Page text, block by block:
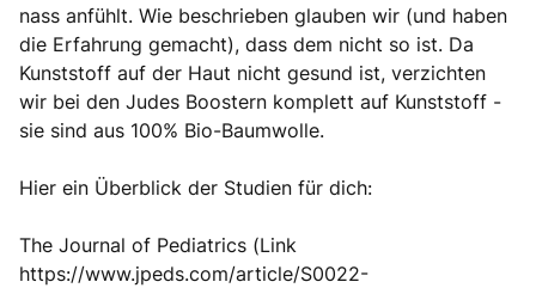
nass anfühlt. Wie beschrieben glauben wir (und haben
die Erfahrung gemacht), dass dem nicht so ist. Da
Kunststoff auf der Haut nicht gesund ist, verzichten
wir bei den Judes Boostern komplett auf Kunststoff -
sie sind aus 100% Bio-Baumwolle.
Hier ein Überblick der Studien für dich:
The Journal of Pediatrics (Link
https://www.jpeds.com/article/S0022-